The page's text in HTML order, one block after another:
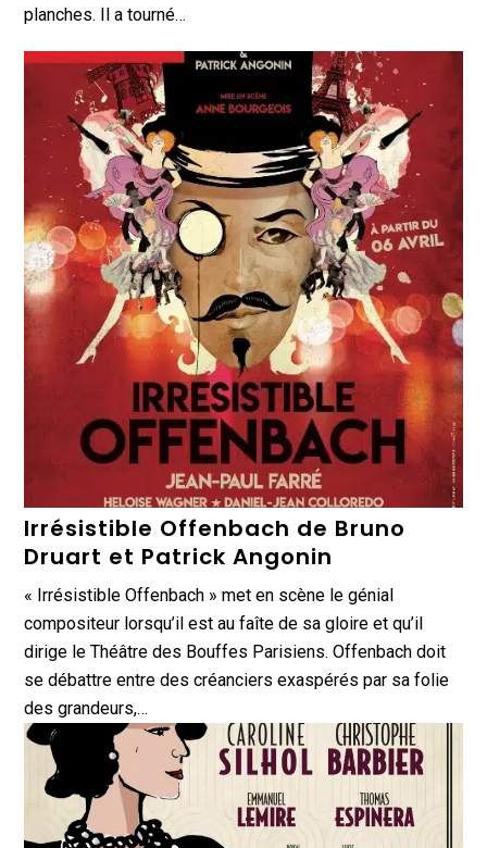
planches. Il a tourné…
Irrésistible Offenbach de Bruno
Druart et Patrick Angonin
« Irrésistible Offenbach » met en scène le génial
compositeur lorsqu’il est au faîte de sa gloire et qu’il
dirige le Théâtre des Bouffes Parisiens. Offenbach doit
se débattre entre des créanciers exaspérés par sa folie
des grandeurs,…